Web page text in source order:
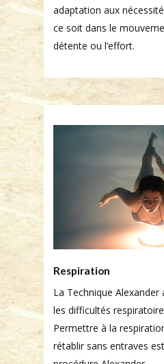
adaptation aux
ce soit dans le
détente ou l’effort.
Respiration
La Technique Alexander
les difficultés
Permettre à la
rétablir sans entraves